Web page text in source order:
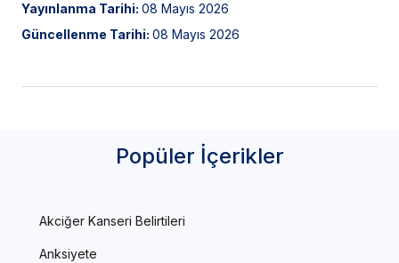
Yayınlanma Tarihi: 08 Mayıs 2026
Güncellenme Tarihi: 08 Mayıs 2026
Popüler İçerikler
Akciğer Kanseri Belirtileri
Anksiyete